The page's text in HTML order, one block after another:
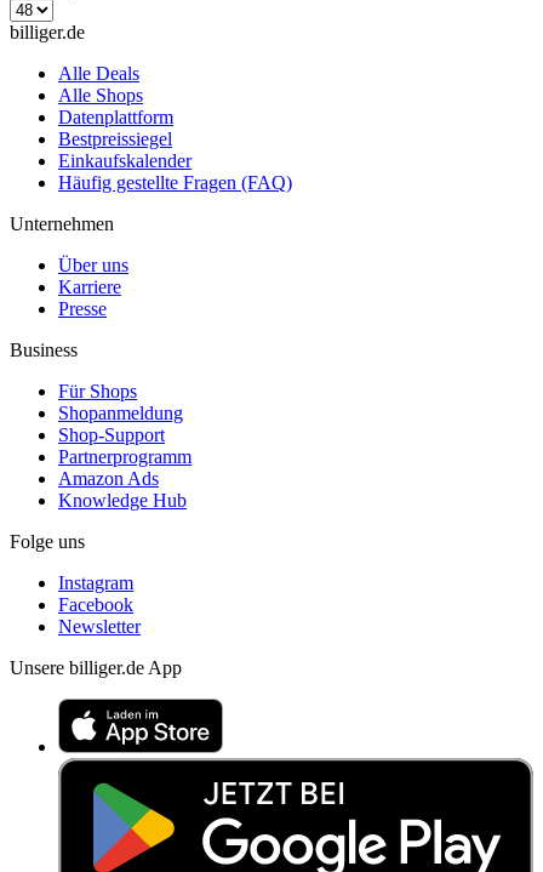
billiger.de
Alle Deals
Alle Shops
Datenplattform
Bestpreissiegel
Einkaufskalender
Häufig gestellte Fragen (FAQ)
Unternehmen
Über uns
Karriere
Presse
Business
Für Shops
Shopanmeldung
Shop-Support
Partnerprogramm
Amazon Ads
Knowledge Hub
Folge uns
Instagram
Facebook
Newsletter
Unsere billiger.de App